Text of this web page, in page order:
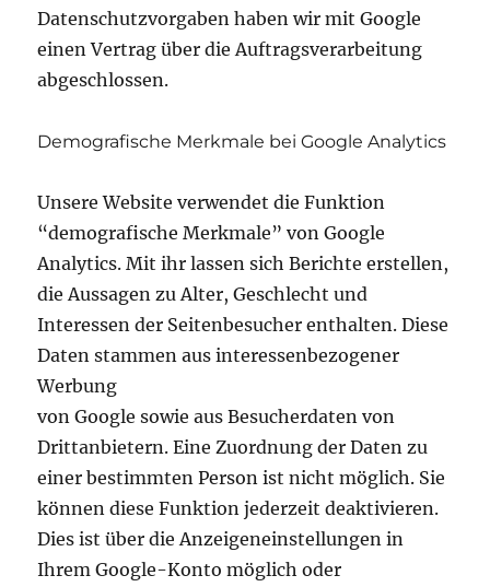
Datenschutzvorgaben haben wir mit Google
einen Vertrag über die Auftragsverarbeitung
abgeschlossen.
Demografische Merkmale bei Google Analytics
Unsere Website verwendet die Funktion
“demografische Merkmale” von Google
Analytics. Mit ihr lassen sich Berichte erstellen,
die Aussagen zu Alter, Geschlecht und
Interessen der Seitenbesucher enthalten. Diese
Daten stammen aus interessenbezogener
Werbung
von Google sowie aus Besucherdaten von
Drittanbietern. Eine Zuordnung der Daten zu
einer bestimmten Person ist nicht möglich. Sie
können diese Funktion jederzeit deaktivieren.
Dies ist über die Anzeigeneinstellungen in
Ihrem Google-Konto möglich oder